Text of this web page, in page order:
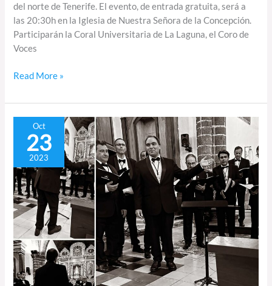
del norte de Tenerife. El evento, de entrada gratuita, será a
las 20:30h en la Iglesia de Nuestra Señora de la Concepción.
Participarán la Coral Universitaria de La Laguna, el Coro de
Voces
Read More »
Oct
23
2023
Orfeón
Paz
en
La
Palma